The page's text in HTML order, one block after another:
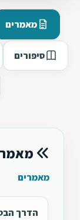
מאמרים
סיפורים
מאמרים
הדרך